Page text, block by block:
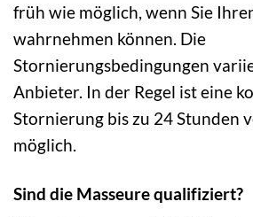
früh wie möglich, wenn Sie
wahrnehmen können. Die
Stornierungsbedingungen
Anbieter. In der Regel ist eine
Stornierung bis zu 24 Stunden
möglich.
Sind die Masseure qualifiziert?